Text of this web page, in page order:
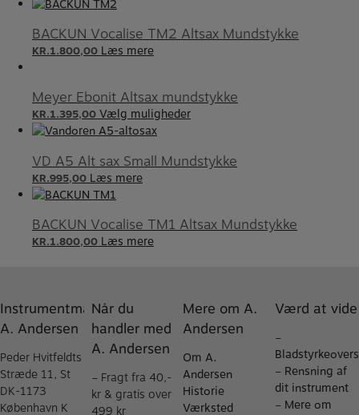
BACKUN Vocalise TM2 Altsax Mundstykke
KR.1.800,00 Læs mere
Meyer Ebonit Altsax mundstykke
KR.1.395,00 Vælg muligheder
VD A5 Alt sax Small Mundstykke
KR.995,00 Læs mere
BACKUN Vocalise TM1 Altsax Mundstykke
KR.1.800,00 Læs mere
Instrumentmager
A. Andersen
Peder Hvitfeldts
Stræde 11, St
DK-1173
København K
Når du
handler med
A. Andersen
– Fragt fra 40,-
kr & gratis over
499 kr
Mere om A.
Andersen
Om A.
Andersen
Historie
Værksted
Værd at vide
–
– Rensning af
dit instrument
– Mere om